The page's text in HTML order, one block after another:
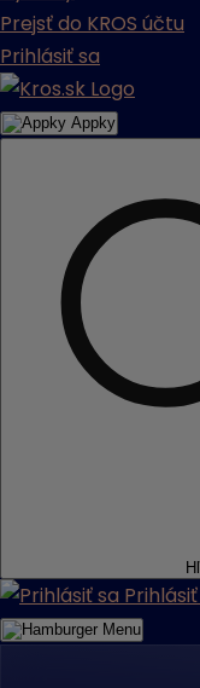
Prejsť do KROS účtu
Prihlásiť sa
Appky
Menu